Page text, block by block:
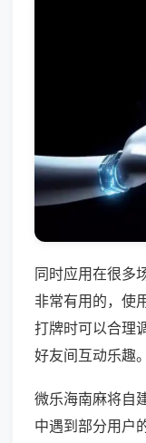
同时应用在很多
非常有用的，使
打牌时可以合理
好友间互动乐趣。
微乐海南麻将自
中遇到部分用户